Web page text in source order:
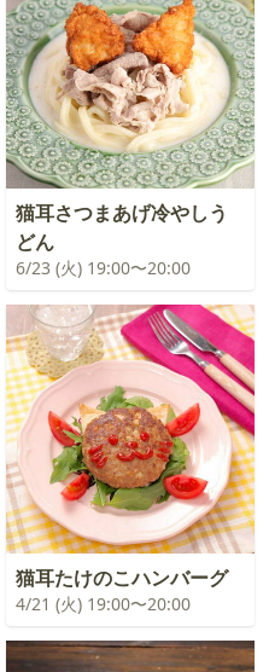
猫耳さつまあげ冷やしう
どん
6/23 (火) 19:00〜20:00
猫耳たけのこハンバーグ
4/21 (火) 19:00〜20:00